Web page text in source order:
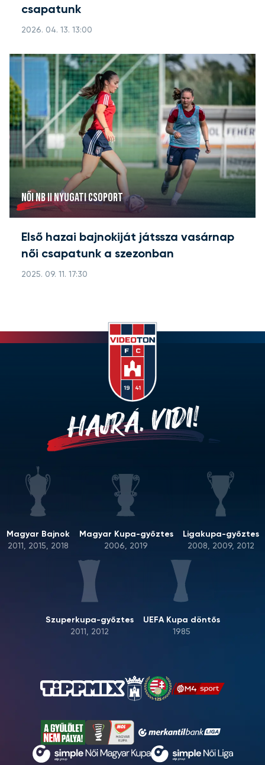
csapatunk
2026. 04. 13. 13:00
NŐI NB II NYUGATI CSOPORT
Első hazai bajnokiját játssza vasárnap
női csapatunk a szezonban
2025. 09. 11. 17:30
HAJRÁ, VIDI!
Magyar Bajnok
2011, 2015, 2018
Magyar Kupa-győztes
2006, 2019
Ligakupa-győztes
2008, 2009, 2012
Szuperkupa-győztes
2011, 2012
UEFA Kupa döntős
1985